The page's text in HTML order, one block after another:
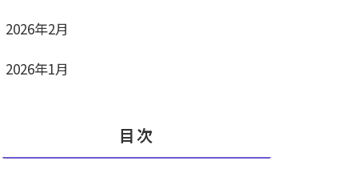
2026年2月
2026年1月
目次